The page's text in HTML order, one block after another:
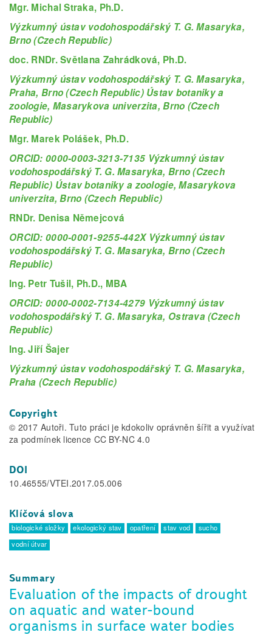
Mgr. Michal Straka, Ph.D.
Výzkumný ústav vodohospodářský T. G. Masaryka,
Brno (Czech Republic)
doc. RNDr. Světlana Zahrádková, Ph.D.
Výzkumný ústav vodohospodářský T. G. Masaryka,
Praha, Brno (Czech Republic) Ústav botaniky a
zoologie, Masarykova univerzita, Brno (Czech
Republic)
Mgr. Marek Polášek, Ph.D.
ORCID: 0000-0003-3213-7135 Výzkumný ústav
vodohospodářský T. G. Masaryka, Brno (Czech
Republic) Ústav botaniky a zoologie, Masarykova
univerzita, Brno (Czech Republic)
RNDr. Denisa Němejcová
ORCID: 0000-0001-9255-442X Výzkumný ústav
vodohospodářský T. G. Masaryka, Brno (Czech
Republic)
Ing. Petr Tušil, Ph.D., MBA
ORCID: 0000-0002-7134-4279 Výzkumný ústav
vodohospodářský T. G. Masaryka, Ostrava (Czech
Republic)
Ing. Jiří Šajer
Výzkumný ústav vodohospodářský T. G. Masaryka,
Praha (Czech Republic)
Copyright
© 2017 Autoři. Tuto práci je kdokoliv oprávněn šířit a využívat
za podmínek licence CC BY-NC 4.0
DOI
10.46555/VTEI.2017.05.006
Klíčová slova
biologické složky ekologický stav opatření stav vod
sucho
vodní útvar
Summary
Evaluation of the impacts of drought
on aquatic and water-bound
organisms in surface water bodies